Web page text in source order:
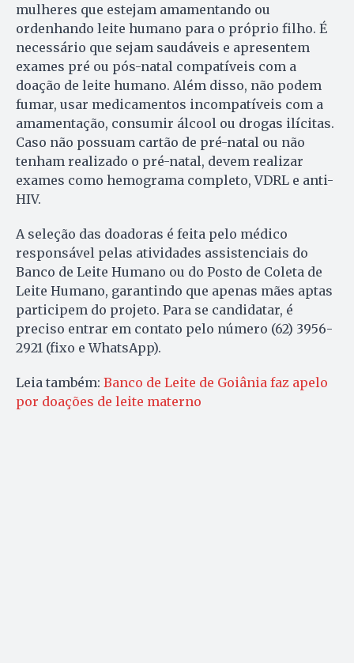
mulheres que estejam amamentando ou
ordenhando leite humano para o próprio filho. É
necessário que sejam saudáveis e apresentem
exames pré ou pós-natal compatíveis com a
doação de leite humano. Além disso, não podem
fumar, usar medicamentos incompatíveis com a
amamentação, consumir álcool ou drogas ilícitas.
Caso não possuam cartão de pré-natal ou não
tenham realizado o pré-natal, devem realizar
exames como hemograma completo, VDRL e anti-
HIV.
A seleção das doadoras é feita pelo médico
responsável pelas atividades assistenciais do
Banco de Leite Humano ou do Posto de Coleta de
Leite Humano, garantindo que apenas mães aptas
participem do projeto. Para se candidatar, é
preciso entrar em contato pelo número (62) 3956-
2921 (fixo e WhatsApp).
Leia também: Banco de Leite de Goiânia faz apelo
por doações de leite materno